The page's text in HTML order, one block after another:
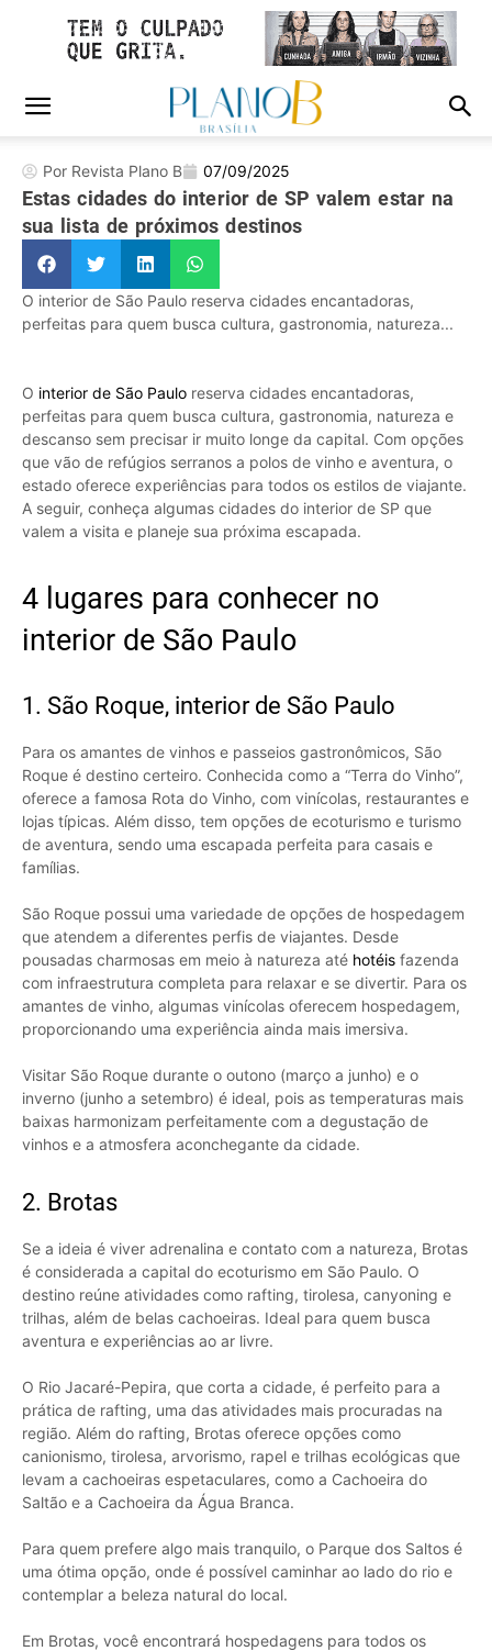
Por Revista Plano B 07/09/2025
Estas cidades do interior de SP valem estar na
sua lista de próximos destinos
O interior de São Paulo reserva cidades encantadoras,
perfeitas para quem busca cultura, gastronomia, natureza...
O interior de São Paulo reserva cidades encantadoras,
perfeitas para quem busca cultura, gastronomia, natureza e
descanso sem precisar ir muito longe da capital. Com opções
que vão de refúgios serranos a polos de vinho e aventura, o
estado oferece experiências para todos os estilos de viajante.
A seguir, conheça algumas cidades do interior de SP que
valem a visita e planeje sua próxima escapada.
4 lugares para conhecer no
interior de São Paulo
1. São Roque, interior de São Paulo
Para os amantes de vinhos e passeios gastronômicos, São
Roque é destino certeiro. Conhecida como a “Terra do Vinho”,
oferece a famosa Rota do Vinho, com vinícolas, restaurantes e
lojas típicas. Além disso, tem opções de ecoturismo e turismo
de aventura, sendo uma escapada perfeita para casais e
famílias.
São Roque possui uma variedade de opções de hospedagem
que atendem a diferentes perfis de viajantes. Desde
pousadas charmosas em meio à natureza até hotéis fazenda
com infraestrutura completa para relaxar e se divertir. Para os
amantes de vinho, algumas vinícolas oferecem hospedagem,
proporcionando uma experiência ainda mais imersiva.
Visitar São Roque durante o outono (março a junho) e o
inverno (junho a setembro) é ideal, pois as temperaturas mais
baixas harmonizam perfeitamente com a degustação de
vinhos e a atmosfera aconchegante da cidade.
2. Brotas
Se a ideia é viver adrenalina e contato com a natureza, Brotas
é considerada a capital do ecoturismo em São Paulo. O
destino reúne atividades como rafting, tirolesa, canyoning e
trilhas, além de belas cachoeiras. Ideal para quem busca
aventura e experiências ao ar livre.
O Rio Jacaré-Pepira, que corta a cidade, é perfeito para a
prática de rafting, uma das atividades mais procuradas na
região. Além do rafting, Brotas oferece opções como
canionismo, tirolesa, arvorismo, rapel e trilhas ecológicas que
levam a cachoeiras espetaculares, como a Cachoeira do
Saltão e a Cachoeira da Água Branca.
Para quem prefere algo mais tranquilo, o Parque dos Saltos é
uma ótima opção, onde é possível caminhar ao lado do rio e
contemplar a beleza natural do local.
Em Brotas, você encontrará hospedagens para todos os